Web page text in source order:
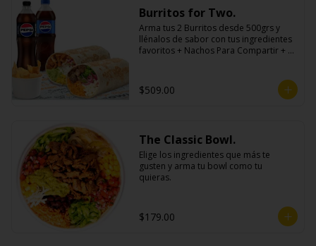
Burritos for Two.
Arma tus 2 Burritos desde 500grs y
llénalos de sabor con tus ingredientes
favoritos + Nachos Para Compartir + 2
$509.00
The Classic Bowl.
Elige los ingredientes que más te
gusten y arma tu bowl como tu
quieras.
$179.00